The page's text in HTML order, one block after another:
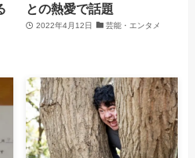
との熱愛で話題
2022年4月12日 芸能・エンタメ